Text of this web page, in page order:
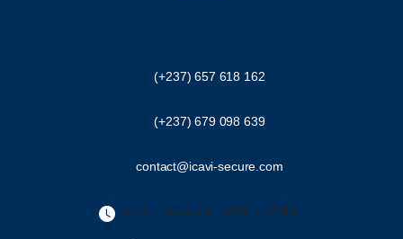
(+237) 657 618 162
(+237) 679 098 639
contact@icavi-secure.com
Lundi - Vendredi : 8H30 - 18H00